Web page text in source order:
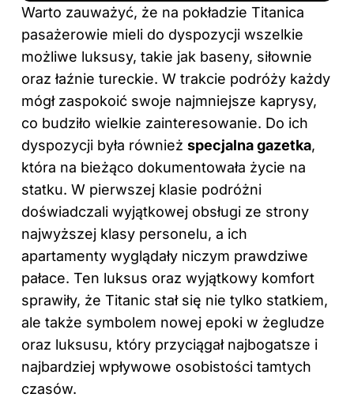
Warto zauważyć, że na pokładzie Titanica
pasażerowie mieli do dyspozycji wszelkie
możliwe luksusy, takie jak baseny, siłownie
oraz łaźnie tureckie. W trakcie podróży każdy
mógł zaspokoić swoje najmniejsze kaprysy,
co budziło wielkie zainteresowanie. Do ich
dyspozycji była również specjalna gazetka,
która na bieżąco dokumentowała życie na
statku. W pierwszej klasie podróżni
doświadczali wyjątkowej obsługi ze strony
najwyższej klasy personelu, a ich
apartamenty wyglądały niczym prawdziwe
pałace. Ten luksus oraz wyjątkowy komfort
sprawiły, że Titanic stał się nie tylko statkiem,
ale także symbolem nowej epoki w żegludze
oraz luksusu, który przyciągał najbogatsze i
najbardziej wpływowe osobistości tamtych
czasów.